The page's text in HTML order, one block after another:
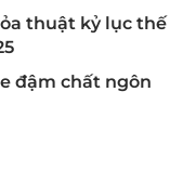
thuật kỷ lục thế
đậm chất ngôn